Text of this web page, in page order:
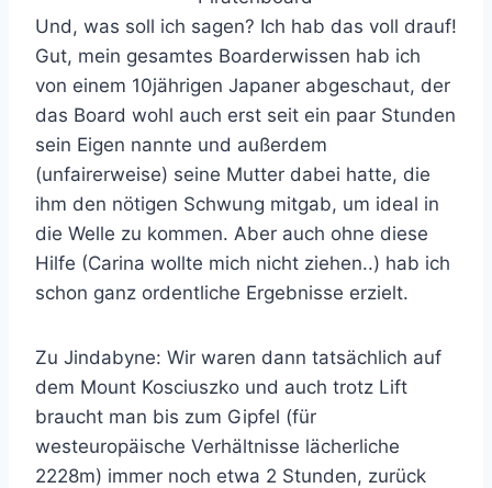
Und, was soll ich sagen? Ich hab das voll drauf!
Gut, mein gesamtes Boarderwissen hab ich
von einem 10jährigen Japaner abgeschaut, der
das Board wohl auch erst seit ein paar Stunden
sein Eigen nannte und außerdem
(unfairerweise) seine Mutter dabei hatte, die
ihm den nötigen Schwung mitgab, um ideal in
die Welle zu kommen. Aber auch ohne diese
Hilfe (Carina wollte mich nicht ziehen..) hab ich
schon ganz ordentliche Ergebnisse erzielt.
Zu Jindabyne: Wir waren dann tatsächlich auf
dem Mount Kosciuszko und auch trotz Lift
braucht man bis zum Gipfel (für
westeuropäische Verhältnisse lächerliche
2228m) immer noch etwa 2 Stunden, zurück